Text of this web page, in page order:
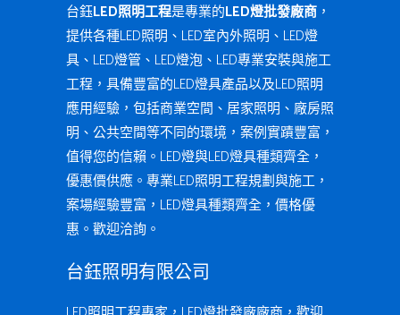
台鈺LED照明工程是專業的LED燈批發廠商 ，
提供各種LED照明、LED室內外照明、LED燈
具、LED燈管、LED燈泡、LED專業安裝與施工
工程，具備豐富的LED燈具產品以及LED照明
應用經驗，包括商業空間、居家照明、廠房照
明、公共空間等不同的環境，案例實蹟豐富，
值得您的信賴。LED燈與LED燈具種類齊全，
優惠價供應。專業LED照明工程規劃與施工，
案場經驗豐富，LED燈具種類齊全，價格優
惠。歡迎洽詢。
台鈺照明有限公司